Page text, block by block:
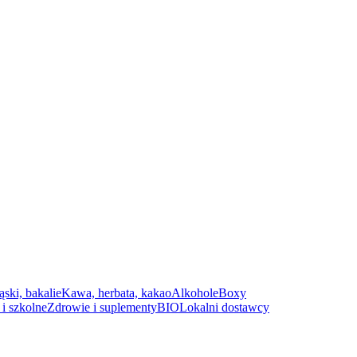
bakalieKawa, herbata, kakaoAlkoholeBoxy
szkolneZdrowie i suplementyBIOLokalni dostawcy